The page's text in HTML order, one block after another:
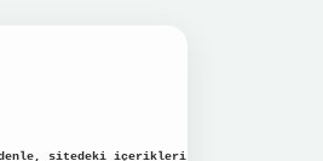
sitedeki içerikleri